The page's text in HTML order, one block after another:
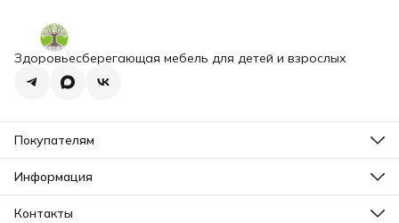
Здоровьесберегающая мебель для детей и взрослых
Покупателям
Отзывы
Сертификаты
Оплата
Правила возврата
Информация
Оферта
Реквизиты
Контакты